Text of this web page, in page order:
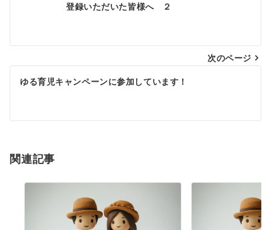
ビ
ゲ
シ
ン
登録いただいた皆様へ ２
次のページ
ゆる育児キャンペーンに参加しています！
関連記事